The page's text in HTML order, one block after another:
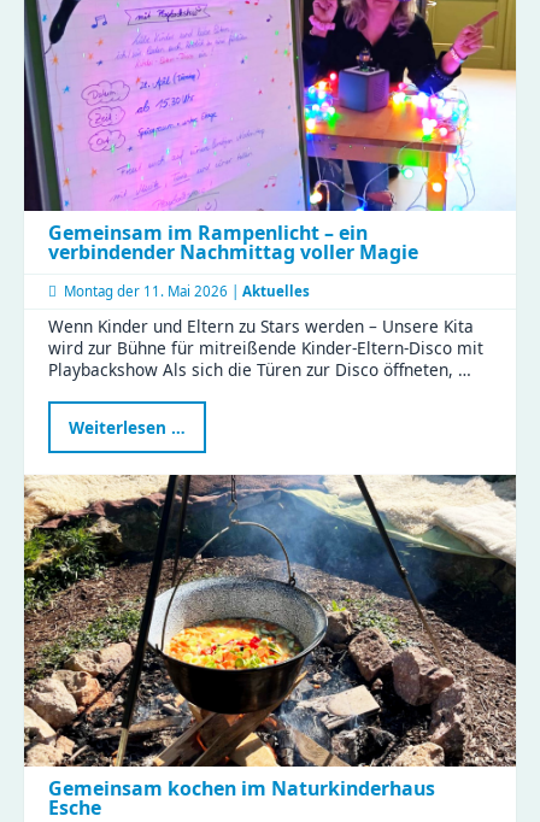
Gemeinsam im Rampenlicht – ein
verbindender Nachmittag voller Magie
Montag der 11. Mai 2026 | Aktuelles
Wenn Kinder und Eltern zu Stars werden – Unsere Kita
wird zur Bühne für mitreißende Kinder-Eltern-Disco mit
Playbackshow Als sich die Türen zur Disco öffneten, …
Weiterlesen …
im
–
ein
verbindender
Nachmittag
voller
Magie
Gemeinsam kochen im Naturkinderhaus
Esche